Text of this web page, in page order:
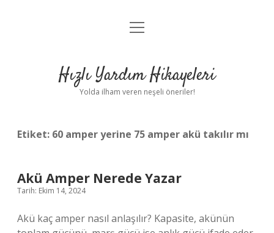
Anasayfa
Yasal Uyarı
menüyü
Hızlı Yardım Hikayeleri
Yolda ilham veren neşeli öneriler!
Etiket: 60 amper yerine 75 amper akü takılır mı
Akü Amper Nerede Yazar
Tarih: Ekim 14, 2024
Akü kaç amper nasıl anlaşılır? Kapasite, akünün